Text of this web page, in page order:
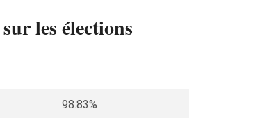
les élections
98.83%